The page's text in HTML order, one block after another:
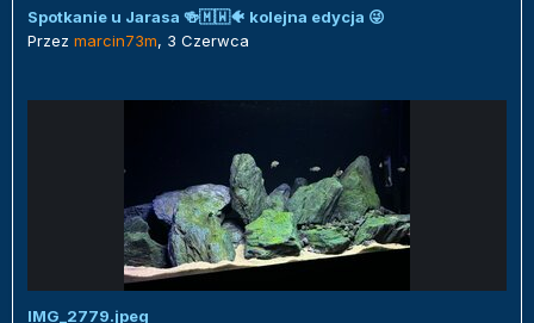
Spotkanie u Jarasa 🍻🇲🇼🐠 kolejna edycja 😜
Przez marcin73m, 3 Czerwca
IMG_2779.jpeg